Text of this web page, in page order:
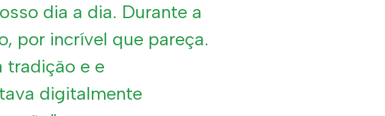
dia a dia. Durante a
por incrível que pareça.
tradição e e
digitalmente